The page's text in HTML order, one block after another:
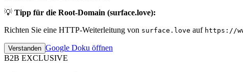
💡 Tipp für die Root-Domain (surface.love):
Richten Sie eine HTTP-Weiterleitung von surface.love auf https://
Verstanden Google Doku öffnen
B2B EXCLUSIVE